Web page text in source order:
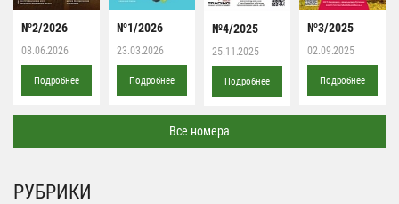
№2/2026
08.06.2026
Подробнее
№1/2026
23.03.2026
Подробнее
№4/2025
25.11.2025
Подробнее
№3/2025
02.09.2025
Подробнее
Все номера
РУБРИКИ